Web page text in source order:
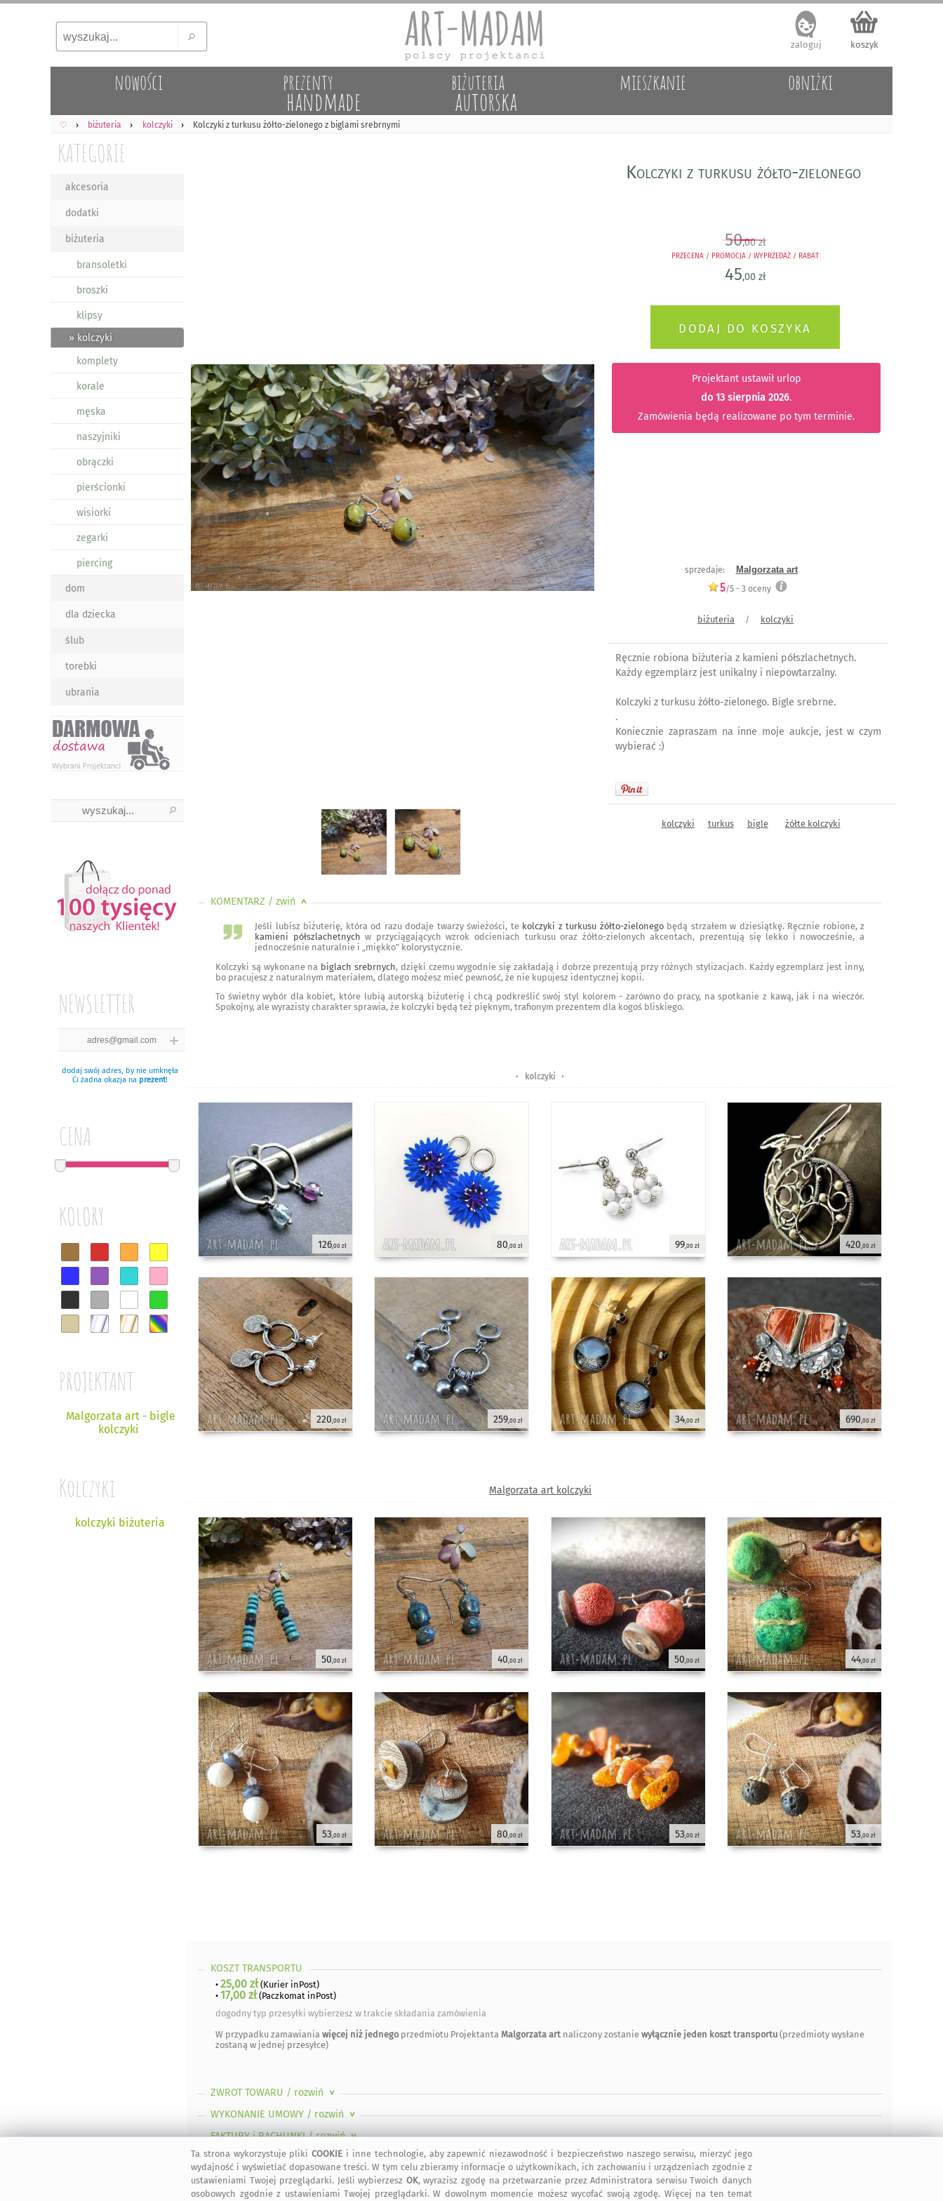
koszyk
zaloguj
nowości prezenty
handmade
biżuteria
autorska
mieszkanie obniżki
♡ biżuteria kolczyki Kolczyki z turkusu żółto-zielonego z biglami srebrnymi
KATEGORIE
akcesoria
dodatki
biżuteria
bransoletki
broszki
klipsy
» kolczyki
komplety
korale
męska
naszyjniki
obrączki
pierścionki
wisiorki
zegarki
piercing
dom
dla dziecka
ślub
torebki
ubrania
NEWSLETTER
dodaj swój adres, by nie umknęła
Ci żadna okazja na prezent!
CENA
KOLORY
PROJEKTANT
Malgorzata art - bigle
kolczyki
Kolczyki
kolczyki biżuteria
Kolczyki z turkusu żółto-zielonego
50,00 zł
PRZECENA / PROMOCJA / WYPRZEDAŻ / RABAT
45,00 zł
Projektant ustawił urlop
do 13 sierpnia 2026.
Zamówienia będą realizowane po tym terminie.
sprzedaje: Malgorzata art
5/5 - 3 oceny
biżuteria / kolczyki
Ręcznie robiona biżuteria z kamieni półszlachetnych.
Każdy egzemplarz jest unikalny i niepowtarzalny.
Kolczyki z turkusu żółto-zielonego. Bigle srebrne.
.
Koniecznie zapraszam na inne moje aukcje, jest w czym
wybierać :)
kolczyki turkus bigle żółte kolczyki
KOMENTARZ / zwiń <
Jeśli lubisz biżuterię, która od razu dodaje twarzy świeżości, te kolczyki z turkusu żółto-zielonegobędą strzałem w dziesiątkę. Ręcznie robione, z
kamieni półszlachetnych w przyciągających wzrok odcieniach turkusu oraz żółto-zielonych akcentach, prezentują się lekko i nowocześnie, a
jednocześnie naturalnie i „miękko” kolorystycznie.
Kolczyki są wykonane na biglach srebrnych, dzięki czemu wygodnie się zakładają i dobrze prezentują przy różnych stylizacjach. Każdy egzemplarz jest inny,
bo pracujesz z naturalnym materiałem, dlatego możesz mieć pewność, że nie kupujesz identycznej kopii.
To świetny wybór dla kobiet, które lubią autorską biżuterię i chcą podkreślić swój styl kolorem - zarówno do pracy, na spotkanie z kawą, jak i na wieczór.
Spokojny, ale wyrazisty charakter sprawia, że kolczyki będą też pięknym, trafionym prezentem dla kogoś bliskiego.
• kolczyki •
126,00 zł 80,00 zł
220,00 zł 259,00 zł
99,00 zł 420,00 zł
34,00 zł 690,00 zł
Malgorzata art kolczyki
50,00 zł 40,00 zł
53,00 zł 80,00 zł
50,00 zł 44,00 zł
53,00 zł 53,00 zł
KOSZT TRANSPORTU
• 25,00 zł(Kurier inPost)
• 17,00 zł(Paczkomat inPost)
dogodny typ przesyłki wybierzesz w trakcie składania zamówienia
W przypadku zamawiania więcej niż jednegoprzedmiotu Projektanta Malgorzata art naliczony zostanie wyłącznie jeden koszt transportu (przedmioty wysłane
zostaną w jednej przesyłce)
ZWROT TOWARU / rozwiń >
WYKONANIE UMOWY / rozwiń >
FAKTURY i RACHUNKI/ rozwiń>
OGÓLNE BEZPIECZEŃSTWO PRODUKTU (GPSR)/ rozwiń >
Ta strona wykorzystuje plikiCOOKIE i inne technologie, aby zapewnić niezawodność i bezpieczeństwo naszego serwisu, mierzyć jego
wydajność i wyświetlać dopasowane treści. W tym celu zbieramy informacje o użytkownikach, ich zachowaniu i urządzeniach zgodnie z
ustawieniami Twojej przeglądarki. Jeśli wybierzesz OK, wyrazisz zgodę na przetwarzanie przez Administratora serwisu Twoich danych
osobowych zgodnie z ustawieniami Twojej przeglądarki. W dowolnym momencie możesz wycofać swoją zgodę. Więcej na ten temat